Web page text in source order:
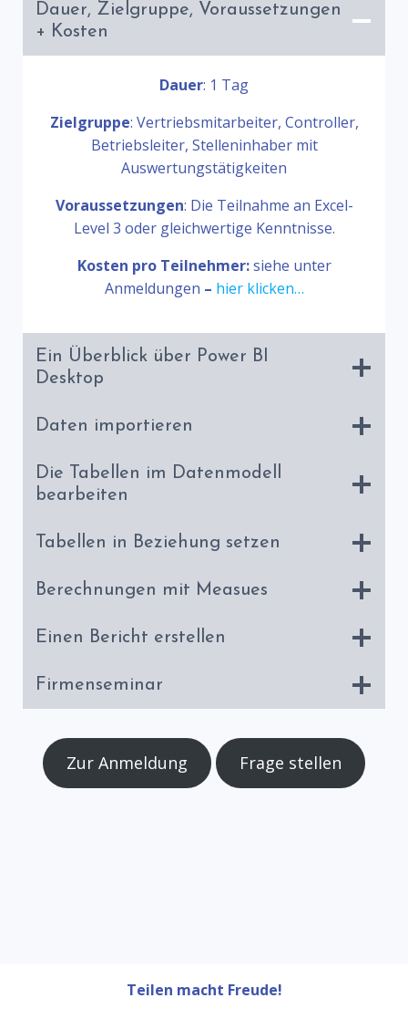
Dauer, Zielgruppe, Voraussetzungen
+ Kosten
Dauer: 1 Tag
Zielgruppe: Vertriebsmitarbeiter, Controller,
Betriebsleiter, Stelleninhaber mit
Auswertungstätigkeiten
Voraussetzungen: Die Teilnahme an Excel-
Level 3 oder gleichwertige Kenntnisse.
Kosten pro Teilnehmer:siehe unter
Anmeldungen – hier klicken…
Ein Überblick über Power BI
Desktop
Daten importieren
Die Tabellen im Datenmodell
bearbeiten
Tabellen in Beziehung setzen
Berechnungen mit Measues
Einen Bericht erstellen
Firmenseminar
Zur Anmeldung Frage stellen
Teilen macht Freude!